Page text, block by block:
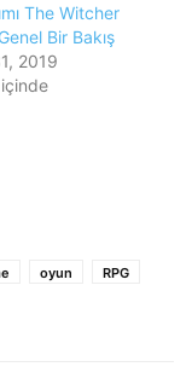
The Witcher
Bir Bakış
2019
oyun
RPG